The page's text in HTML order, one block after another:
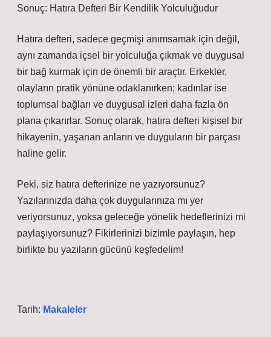
Sonuç: Hatıra Defteri Bir Kendilik Yolculuğudur
Hatıra defteri, sadece geçmişi anımsamak için değil,
aynı zamanda içsel bir yolculuğa çıkmak ve duygusal
bir bağ kurmak için de önemli bir araçtır. Erkekler,
olayların pratik yönüne odaklanırken; kadınlar ise
toplumsal bağları ve duygusal izleri daha fazla ön
plana çıkarırlar. Sonuç olarak, hatıra defteri kişisel bir
hikayenin, yaşanan anların ve duyguların bir parçası
haline gelir.
Peki, siz hatıra defterinize ne yazıyorsunuz?
Yazılarınızda daha çok duygularınıza mı yer
veriyorsunuz, yoksa geleceğe yönelik hedeflerinizi mi
paylaşıyorsunuz? Fikirlerinizi bizimle paylaşın, hep
birlikte bu yazıların gücünü keşfedelim!
Tarih: Makaleler